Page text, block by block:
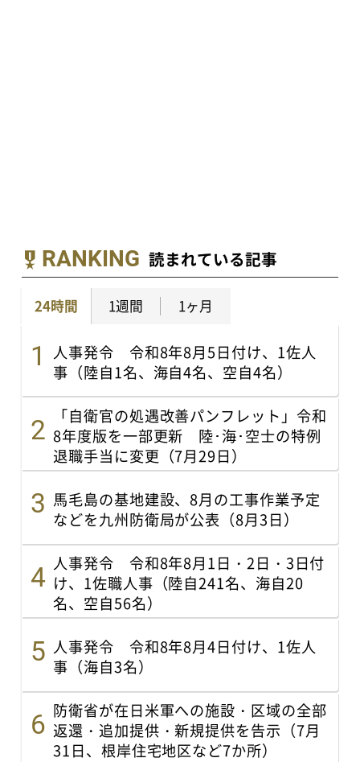
RANKING 読まれている記事
24時間 1週間 1ヶ月
人事発令 令和8年8月5日付け、1佐人
事（陸自1名、海自4名、空自4名）
「自衛官の処遇改善パンフレット」令和
8年度版を一部更新 陸･海･空士の特例
退職手当に変更（7月29日）
馬毛島の基地建設、8月の工事作業予定
などを九州防衛局が公表（8月3日）
人事発令 令和8年8月1日・2日・3日付
け、1佐職人事（陸自241名、海自20
名、空自56名）
人事発令 令和8年8月4日付け、1佐人
事（海自3名）
防衛省が在日米軍への施設・区域の全部
返還・追加提供・新規提供を告示（7月
31日、根岸住宅地区など7か所）